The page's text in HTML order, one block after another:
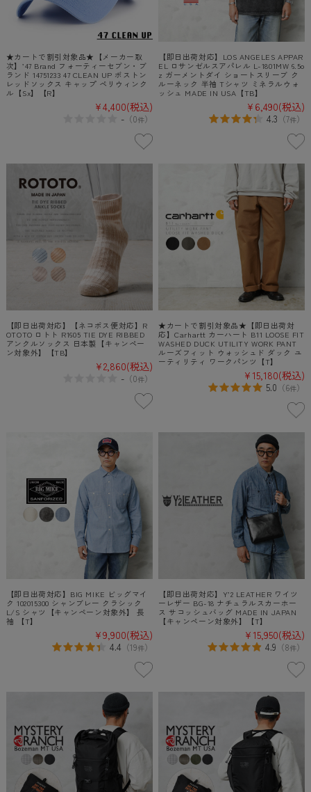
★カートで割引対象品★【メーカー取
次】’47 Brand フォーティーセブン・ブ
ランド 14751233 47 CLEAN UP ボストン
レッドソックス キャップ ペリウィンク
ル【Sx】【R】
¥4,400(税込)
-（0件）
【即日出荷対応】LOS ANGELES APPAR
EL ロサンゼルスアパレル L-1801MW 6.5o
z ガーメントダイ ショートスリーブ ク
ルーネック 半袖 Tシャツ ミネラルウォ
ッシュ MADE IN USA【TB】
¥6,490(税込)
4.3 （7件）
【即日出荷対応】【ネコポス便対応】R
OTOTO ロトト R1605 TIE DYE RIBBED
アンクルソックス 日本製【キャンペー
ン対象外】【TB】
¥2,860(税込)
-（0件）
★カートで割引対象品★【即日出荷対
応】Carhartt カーハート B11 LOOSE FIT
WASHED DUCK UTILITY WORK PANT
ルーズフィット ウォッシュド ダック ユ
ーティリティ ワークパンツ【T】
¥15,180(税込)
5.0 （6件）
【即日出荷対応】BIG MIKE ビッグマイ
ク 102015300 シャンブレー クラシック
L/S シャツ【キャンペーン対象外】 長
袖 【T】
¥9,900(税込)
4.4（19件）
【即日出荷対応】Y’2 LEATHER ワイツ
ーレザー BG-18 ナチュラルスカーホー
ス サコッシュバッグ MADE IN JAPAN
【キャンペーン対象外】【T】
¥15,950(税込)
4.9 （8件）